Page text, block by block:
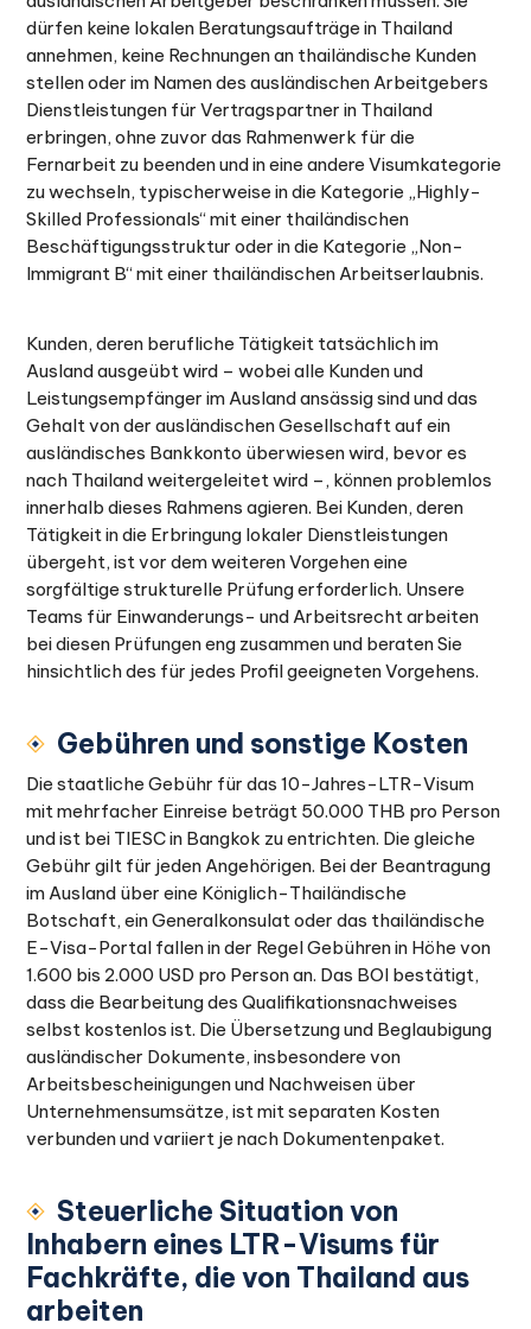
dürfen keine lokalen Beratungsaufträge in Thailand
annehmen, keine Rechnungen an thailändische Kunden
stellen oder im Namen des ausländischen Arbeitgebers
Dienstleistungen für Vertragspartner in Thailand
erbringen, ohne zuvor das Rahmenwerk für die
Fernarbeit zu beenden und in eine andere Visumkategorie
zu wechseln, typischerweise in die Kategorie „Highly-
Skilled Professionals“ mit einer thailändischen
Beschäftigungsstruktur oder in die Kategorie „Non-
Immigrant B“ mit einer thailändischen Arbeitserlaubnis.
Kunden, deren berufliche Tätigkeit tatsächlich im
Ausland ausgeübt wird – wobei alle Kunden und
Leistungsempfänger im Ausland ansässig sind und das
Gehalt von der ausländischen Gesellschaft auf ein
ausländisches Bankkonto überwiesen wird, bevor es
nach Thailand weitergeleitet wird –, können problemlos
innerhalb dieses Rahmens agieren. Bei Kunden, deren
Tätigkeit in die Erbringung lokaler Dienstleistungen
übergeht, ist vor dem weiteren Vorgehen eine
sorgfältige strukturelle Prüfung erforderlich. Unsere
Teams für Einwanderungs- und Arbeitsrecht arbeiten
bei diesen Prüfungen eng zusammen und beraten Sie
hinsichtlich des für jedes Profil geeigneten Vorgehens.
Gebühren und sonstige Kosten
Die staatliche Gebühr für das 10-Jahres-LTR-Visum
mit mehrfacher Einreise beträgt 50.000 THB pro Person
und ist bei TIESC in Bangkok zu entrichten. Die gleiche
Gebühr gilt für jeden Angehörigen. Bei der Beantragung
im Ausland über eine Königlich-Thailändische
Botschaft, ein Generalkonsulat oder das thailändische
E-Visa-Portal fallen in der Regel Gebühren in Höhe von
1.600 bis 2.000 USD pro Person an. Das BOI bestätigt,
dass die Bearbeitung des Qualifikationsnachweises
selbst kostenlos ist. Die Übersetzung und Beglaubigung
ausländischer Dokumente, insbesondere von
Arbeitsbescheinigungen und Nachweisen über
Unternehmensumsätze, ist mit separaten Kosten
verbunden und variiert je nach Dokumentenpaket.
Steuerliche Situation von
Inhabern eines LTR-Visums für
Fachkräfte, die von Thailand aus
arbeiten